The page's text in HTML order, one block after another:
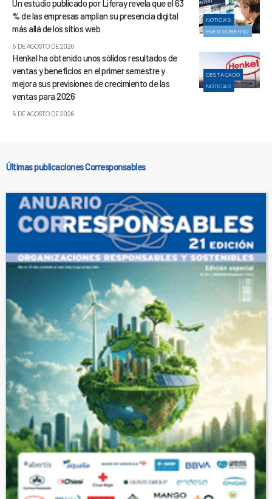
NOTICIAS
BUEN GOBIERNO
Un estudio publicado por Liferay revela que el 63
% de las empresas amplían su presencia digital
más allá de los sitios web
6 DE AGOSTO DE 2026
DESTACADO
NOTICIAS
Henkel ha obtenido unos sólidos resultados de
ventas y beneficios en el primer semestre y
mejora sus previsiones de crecimiento de las
ventas para 2026
6 DE AGOSTO DE 2026
Últimas publicaciones Corresponsables